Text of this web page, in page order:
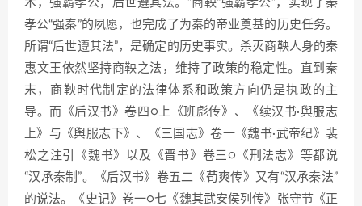
术，强霸孝公，后世遵其法。”商鞅“强霸孝公”，实现了秦
孝公“强秦”的夙愿，也完成了为秦的帝业奠基的历史任务。
所谓“后世遵其法”，是确定的历史事实。杀灭商鞅人身的秦
惠文王依然坚持商鞅之法，维持了政策的稳定性。直到秦
末，商鞅时代制定的法律体系和政策方向仍是执政的主
导。而《后汉书》卷四○上《班彪传》、《续汉书·舆服志
上》与《舆服志下》、《三国志》卷一《魏书·武帝纪》裴
松之注引《魏书》以及《晋书》卷三○《刑法志》等都说
“汉承秦制”。《后汉书》卷五二《荀爽传》又有“汉承秦法”
的说法。《史记》卷一○七《魏其武安侯列传》张守节《正